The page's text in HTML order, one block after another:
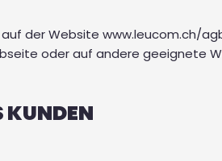
der Website www.leucom.ch/
oder auf andere geeignete
KUNDEN